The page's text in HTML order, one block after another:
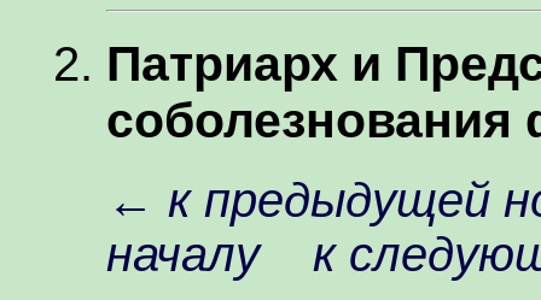
Патриарх и
соболезнования
← к предыдущей
началу
к